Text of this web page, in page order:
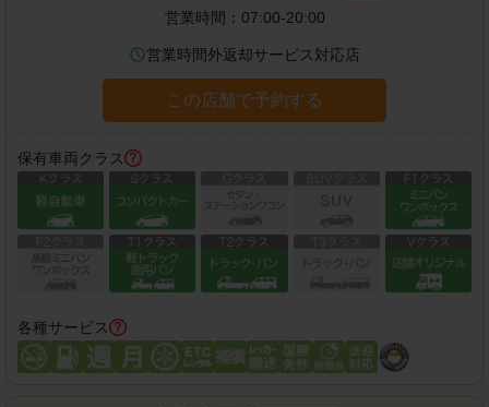
営業時間： 07:00-20:00
営業時間外返却サービス対応店
この店舗で予約する
保有車両クラス
各種サービス